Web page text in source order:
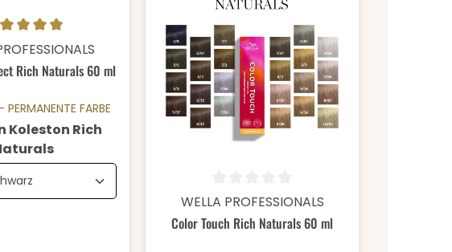
DetailsBewertung von 4.9 von 5 Sternen
Rich Naturals 60 ml
PERMANENTE FARBE
Koleston Rich
auswählen
Details
Durchschnittliche Bewertung von 0 von 5 Sternen
WELLA PROFESSIONALS
Color Touch Rich Naturals 60 ml